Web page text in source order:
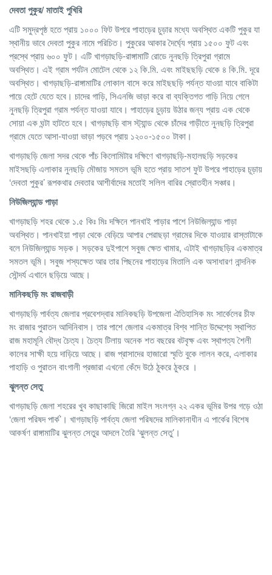
দেবতাপুকুর/মাতাইপুখিরি
এটি সমুদ্রপৃষ্ঠ হতে প্রায় ১০০০ ফিট উপরে পাহাড়ের চুড়ার মধ্যে অবস্থিত একটি পুকুর যা
স্থানীয় ভাবে দেবতা পুকুর নামে পরিচিত। পুকুরের আকার দৈর্ঘ্যে প্রায় ১৫০০ ফুট এবং
প্রস্থে প্রায় ৬০০ ফুট। এটি খাগড়াছড়ি-রাঙ্গামাটি রোডে নুনছড়ি ত্রিপুরা গ্রামে
অবস্থিত। এই গ্রাম পর্যটন মোটেল থেকে ১২ কি.মি. এবং মাইছছড়ি থেকে ৪ কি.মি. দূরে
অবস্থিত। খাগড়াছড়ি-রাঙ্গামাটির লোকাল বাসে করে মাইছছড়ি পর্যন্ত যাওয়া যাবে বাকিটা
পায়ে হেটে যেতে হবে। চাদের গাড়ি, সিএনজি ভাড়া করে বা ব্যক্তিগত গাড়ি নিয়ে গেলে
নুনছড়ি ত্রিপুরা গ্রাম পর্যন্ত যাওয়া যাবে। পাহাড়ের চুড়ায় উঠার জন্য প্রায় এক থেকে
সোয়া এক ঘন্টা হাটতে হবে। খাগড়াছড়ি বাস স্ট্যান্ড থেকে চাঁদের গাড়ীতে নুনছড়ি ত্রিপুরা
গ্রামে যেতে আসা-যাওয়া ভাড়া পড়বে প্রায় ১২০০-১৫০০ টাকা।
খাগড়াছড়ি জেলা সদর থেকে পাঁচ কিলোমিটার দক্ষিণে খাগড়াছড়ি-মহালছড়ি সড়কের
মাইসছড়ি এলাকার নুনছড়ি মৌজায় সমতল ভূমি হতে প্রায় সাতশ ফুট উপরে পাহাড়ের চূড়ায়
‘দেবতা পুকুর’ রূপকথার দেবতার আশীর্বাদের মতোই সলিল বারির স্রোতহীন সঞ্চার।
নিউজিল্যান্ডপাড়া
খাগড়াছড়ি শহর থেকে ১.৫ কিঃ মিঃ দক্ষিনে পানখাই পাড়ার পাশে নিউজিল্যান্ড পাড়া
অবস্থিত। পানখাইয়া পাড়া থেকে বেড়িয়ে আপার পেরাছড়া গ্রামের দিকে যাওয়ার রাস্তাটাকে
বলে নিউজিল্যান্ড সড়ক। সড়কের দুইপাশে সবুজ ক্ষেত খামার, এটাই খাগড়াছড়ির একমাত্র
সমতল ভূমি। সবুজ শস্যক্ষেত আর তার পিছনের পাহাড়ের মিতালি এক অসাধারণ নান্দনিক
সৌন্দর্য এখানে ছড়িয়ে আছে।
মানিকছড়িমংরাজবাড়ী
খাগড়াছড়ি পার্বত্য জেলার প্রবেশদ্বার মানিকছড়ি উপজেলা ঐতিহাসিক মং সার্কেলের চীফ
মং রাজার পুরাতন আদিনিবাস। তার পাশে জেলার একমাত্র বিশ্ব শান্তি উদ্দেশ্যে স্থাপিত
রাজ মহামূনি বৌদ্ধ চৈত্য। চৈত্য টিলায় অনেক শত বছরের বটবৃক্ষ এবং স্থাপত্য শৈলী
কালের সাক্ষী হয়ে দাড়িয়ে আছে। রাজ প্রাসাদের হাজারো স্মৃতি বুকে লালন করে, এলাকার
পাহাড়ি ও পুরাতন বাংগালী প্রজারা এখনো কেঁদে উঠে ঠুকরে ঠুকরে ।
ঝুলন্তসেতু
খাগড়াছড়ি জেলা শহরের খুব কাছাকাছি জিরো মাইল সংলগ্ন ২২ একর ভূমির উপর গড়ে ওঠা
‘জেলা পরিষদ পার্ক’। খাগড়াছড়ি পার্বত্য জেলা পরিষদের মালিকানাধীন এ পার্কের বিশেষ
আকর্ষণ রাঙ্গামাটির ঝুলন্ত সেতুর আদলে তৈরি ‘ঝুলন্ত সেতু’।